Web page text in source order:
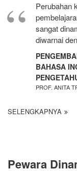
Perubahan
sangat
diwarnai
BAHASA
PROF. ANITA
SELENGKAPNYA
Pewara